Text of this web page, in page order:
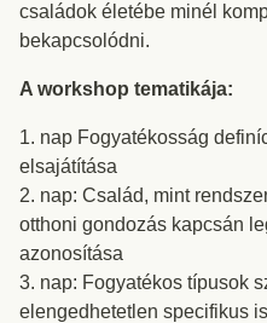
családok életébe minél
bekapcsolódni.
A workshop tematikája:
1. nap Fogyatékosság
elsajátítása
2. nap: Család, mint
otthoni gondozás kapcsán
azonosítása
3. nap: Fogyatékos típusok
elengedhetetlen specifikus